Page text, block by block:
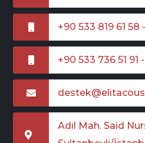
+90 533 819 61 58
+90 533 736 51 91
Adil Mah. Said